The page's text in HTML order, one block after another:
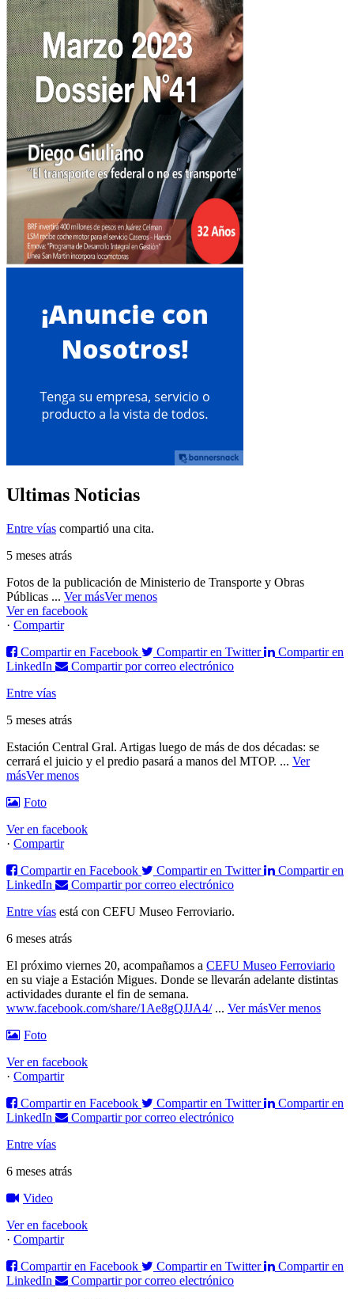
Ultimas Noticias
Entre vías compartió una cita.
5 meses atrás
Fotos de la publicación de Ministerio de Transporte y Obras
Públicas ... Ver másVer menos
Ver en facebook
· Compartir
Compartir en Facebook
Compartir en Twitter
Compartir en
LinkedIn
Compartir por correo electrónico
Entre vías
5 meses atrás
Estación Central Gral. Artigas luego de más de dos décadas: se
cerrará el juicio y el predio pasará a manos del MTOP. ... Ver
másVer menos
Foto
Ver en facebook
· Compartir
Compartir en Facebook
Compartir en Twitter
Compartir en
LinkedIn
Compartir por correo electrónico
Entre vías está con CEFU Museo Ferroviario.
6 meses atrás
El próximo viernes 20, acompañamos a CEFU Museo Ferroviario
en su viaje a Estación Migues. Donde se llevarán adelante distintas
actividades durante el fin de semana.
www.facebook.com/share/1Ae8gQJJA4/ ... Ver másVer menos
Foto
Ver en facebook
· Compartir
Compartir en Facebook
Compartir en Twitter
Compartir en
LinkedIn
Compartir por correo electrónico
Entre vías
6 meses atrás
Video
Ver en facebook
· Compartir
Compartir en Facebook
Compartir en Twitter
Compartir en
LinkedIn
Compartir por correo electrónico